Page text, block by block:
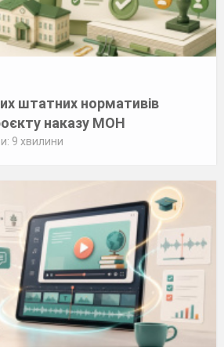
штатних нормативів
наказу МОН
9 хвилини